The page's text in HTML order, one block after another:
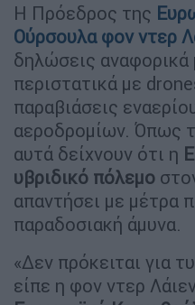
H Πρόεδρος της
Ούρσουλα φον ντερ
δηλώσεις
περιστατικά με
παραβιάσεις
αεροδρομίων. Όπως
αυτά δείχνουν ότι η
υβριδικό πόλεμο
απαντήσει με μέτρα
παραδοσιακή άμυνα.
«Δεν πρόκειται για
είπε η φον ντερ